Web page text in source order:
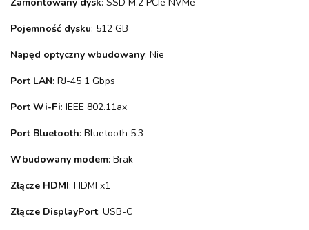
Pojemność dysku: 512 GB
Napęd optyczny wbudowany: Nie
Port LAN: RJ-45 1 Gbps
Port Wi-Fi: IEEE 802.11ax
Port Bluetooth: Bluetooth 5.3
Wbudowany modem: Brak
Złącze HDMI: HDMI x1
Złącze DisplayPort: USB-C